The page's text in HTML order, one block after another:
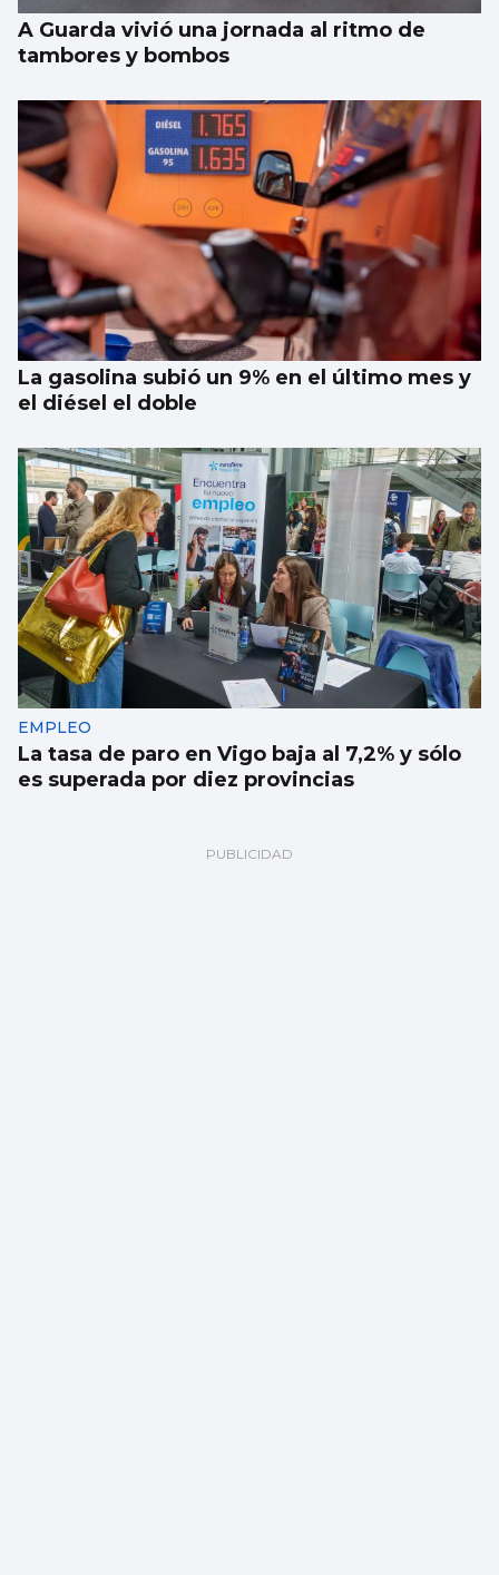
A Guarda vivió una jornada al ritmo de
tambores y bombos
La gasolina subió un 9% en el último mes y
el diésel el doble
EMPLEO
La tasa de paro en Vigo baja al 7,2% y sólo
es superada por diez provincias